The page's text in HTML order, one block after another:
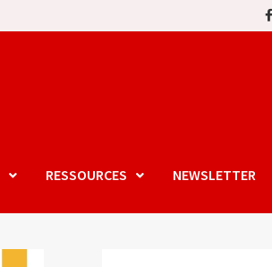
RESSOURCES NEWSLETTER